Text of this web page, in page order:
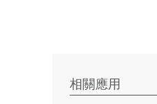
相關應用